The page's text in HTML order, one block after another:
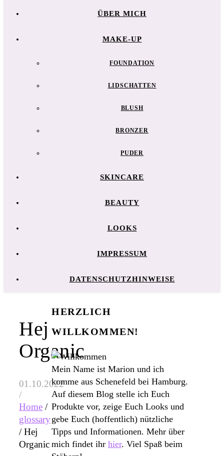
ÜBER MICH
MAKE-UP
FOUNDATION
LIDSCHATTEN
BLUSH
BRONZER
PUDER
SKINCARE
BEAUTY
LOOKS
IMPRESSUM
DATENSCHUTZHINWEISE
Hej
Organic
01.10.2022
/
Home /
glossary
/Hej
Organic
HERZLICH
WILLKOMMEN!
Mein Name ist Marion und ich
komme aus Schenefeld bei Hamburg.
Auf diesem Blog stelle ich Euch
Produkte vor, zeige Euch Looks und
gebe Euch (hoffentlich) nützliche
Tipps und Informationen. Mehr über
mich findet ihr hier. Viel Spaß beim